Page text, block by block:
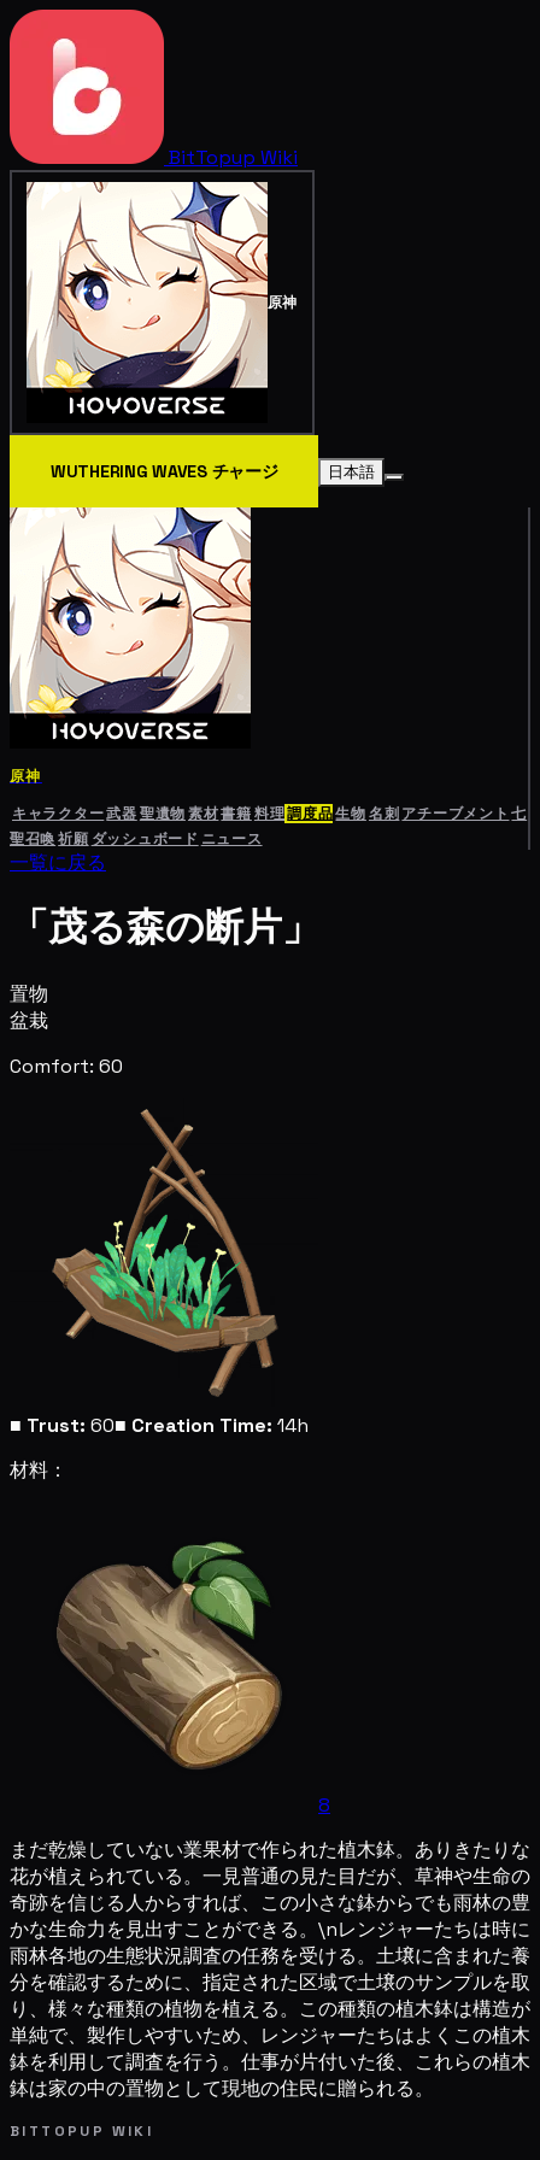
BitTopup Wiki
原神
WUTHERING WAVES チャージ 日本語
原神
キャラクター武器聖遺物素材書籍料理調度品生物名刺 アチーブメント 七
聖召喚祈願 ダッシュボード ニュース
一覧に戻る
「茂る森の断片」
置物
盆栽
Comfort: 60
■ Trust: 60■ Creation Time: 14h
材料：
8
まだ乾燥していない業果材で作られた植木鉢。ありきたりな
花が植えられている。一見普通の見た目だが、草神や生命の
奇跡を信じる人からすれば、この小さな鉢からでも雨林の豊
かな生命力を見出すことができる。\nレンジャーたちは時に
雨林各地の生態状況調査の任務を受ける。土壌に含まれた養
分を確認するために、指定された区域で土壌のサンプルを取
り、様々な種類の植物を植える。この種類の植木鉢は構造が
単純で、製作しやすいため、レンジャーたちはよくこの植木
鉢を利用して調査を行う。仕事が片付いた後、これらの植木
鉢は家の中の置物として現地の住民に贈られる。
BITTOPUP WIKI